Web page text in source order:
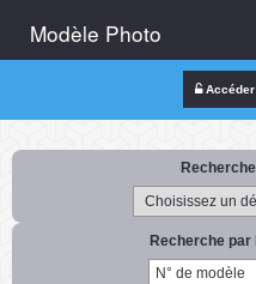
Modèle Photo
Accéder
Recherche par